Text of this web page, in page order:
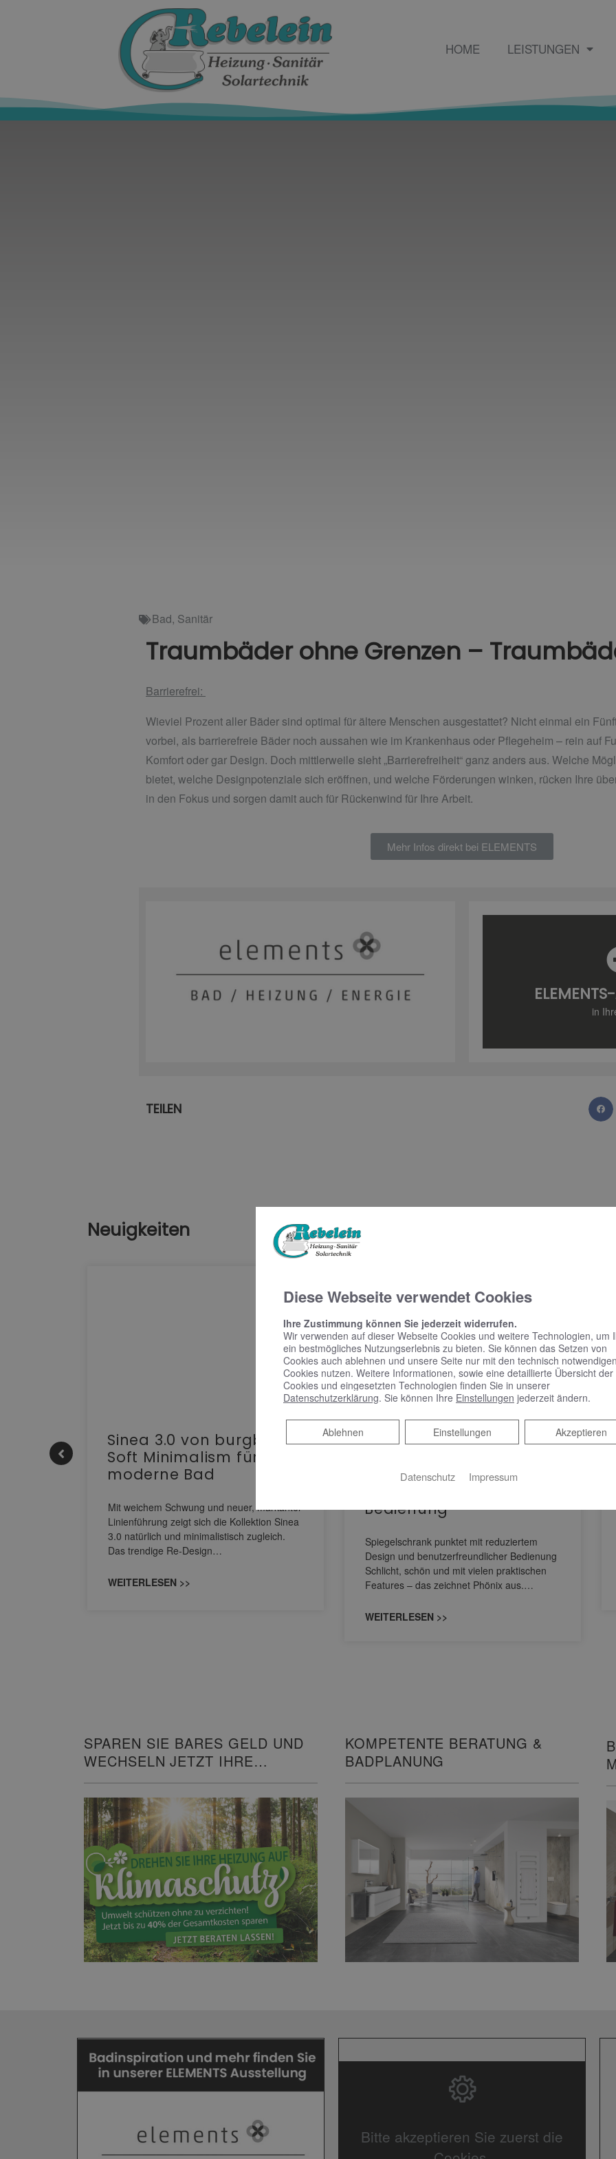
HOME LEISTUNGEN
Bad, Sanitär
Traumbäder ohne Grenzen –
Barrierefrei:
Wieviel Prozent aller Bäder sind optimal für ältere Menschen ausgestattet? Nicht einmal ein
vorbei, als barrierefreie Bäder noch aussahen wie im Krankenhaus oder Pflegeheim – rein auf
Komfort oder gar Design. Doch mittlerweile sieht „Barrierefreiheit“ ganz anders aus. Welche
bietet, welche Designpotenziale sich eröffnen, und welche Förderungen winken, rücken Ihre
in den Fokus und sorgen damit auch für Rückenwind für Ihre Arbeit.
Mehr Infos direkt bei ELEMENTS
in
TEILEN
Neuigkeiten
Sinea 3.0 von burgbad:
Soft Minimalism für das
moderne Bad
Mit weichem Schwung und neuer, markanter
Linienführung zeigt sich die Kollektion Sinea
3.0 natürlich und minimalistisch zugleich.
Das trendige Re-Design…
WEITERLESEN >>
KEUCO PHÖNIX –
mit reduziertem Design
Bedienung
Spiegelschrank punktet mit reduziertem
Design und benutzerfreundlicher Bedienung
Schlicht, schön und mit vielen praktischen
Features – das zeichnet Phönix aus.…
WEITERLESEN >>
SPAREN SIE BARES GELD UND
WECHSELN JETZT IHRE
KOMPETENTE BERATUNG &
BADPLANUNG
Bitte akzeptieren Sie zuerst die
Diese Webseite verwendet Cookies
Ihre Zustimmung können Sie jederzeit widerrufen.
Wir verwenden auf dieser Webseite Cookies und weitere Technologien, um
ein bestmögliches Nutzungserlebnis zu bieten. Sie können das Setzen von
Cookies auch ablehnen und unsere Seite nur mit den technisch notwendigen
Cookies nutzen. Weitere Informationen, sowie eine detaillierte Übersicht der
Cookies und eingesetzten Technologien finden Sie in unserer
Datenschutzerklärung. Sie können Ihre Einstellungen jederzeit ändern.
Akzeptieren
Einstellungen
Ablehnen
Ablehnen
Datenschutz Impressum